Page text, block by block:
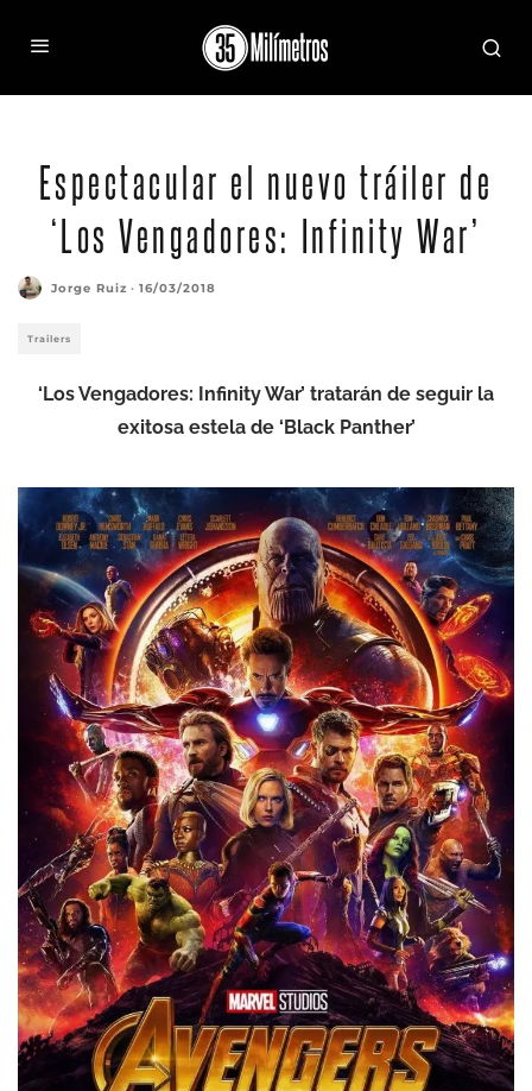
Espectacular el nuevo tráiler de
‘Los Vengadores: Infinity War’
Jorge Ruiz · 16/03/2018
Trailers
‘Los Vengadores: Infinity War’ tratarán de seguir la
exitosa estela de ‘Black Panther’